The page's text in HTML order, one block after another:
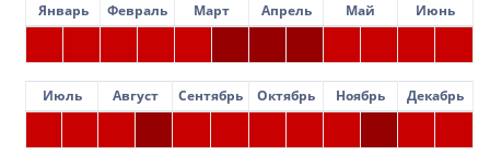
Январь Февраль Март Апрель Май Июнь
Июль Август Сентябрь Октябрь Ноябрь Декабрь